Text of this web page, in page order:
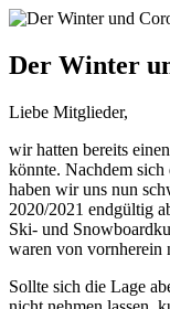
Der Winter
Liebe Mitglieder,
wir hatten bereits
könnte. Nachdem sich
haben wir uns nun
2020/2021 endgültig
Ski- und
waren von vornherein
Sollte sich die Lage